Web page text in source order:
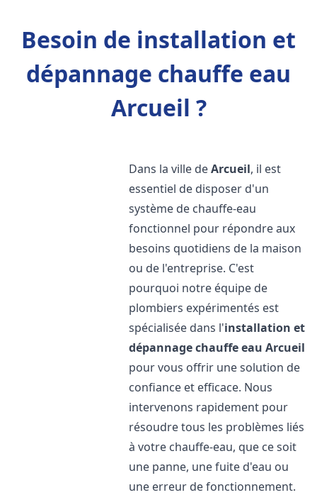
Besoin de installation et
dépannage chauffe eau
Arcueil ?
Dans la ville deArcueil, il est
essentiel de disposer d'un
système de chauffe-eau
fonctionnel pour répondre aux
besoins quotidiens de la maison
ou de l'entreprise. C'est
pourquoi notre équipe de
plombiers expérimentés est
spécialisée dans l'installation et
dépannage chauffe eau Arcueil
pour vous offrir une solution de
confiance et efficace. Nous
intervenons rapidement pour
résoudre tous les problèmes liés
à votre chauffe-eau, que ce soit
une panne, une fuite d'eau ou
une erreur de fonctionnement.